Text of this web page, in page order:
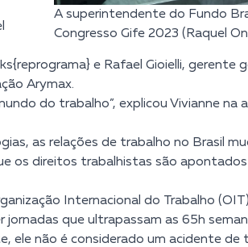
A superintendente do Fundo
Congresso Gife 2023 (Raquel
{reprograma} e Rafael Gioielli, gerente
Arymax.
do trabalho”, explicou Vivianne
as relações de trabalho no Brasil
os direitos trabalhistas são
Internacional do Trabalho
que ultrapassam as 65h
não é considerado um acidente de